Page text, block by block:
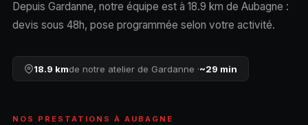
Depuis Gardanne, notre équipe est à 18.9 km de Aubagne :
devis sous 48h, pose programmée selon votre activité.
18.9 kmde notre atelier de Gardanne ·~29 min
NOS PRESTATIONS À AUBAGNE